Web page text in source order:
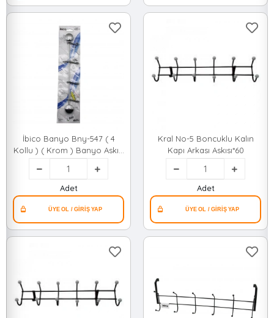
İbico Banyo Bny-547 ( 4
Kollu ) ( Krom ) Banyo Askısı
( Vidalı Montaj )*50
Adet
Kral No-5 Boncuklu Kalın
Kapı Arkası Askısı*60
Adet